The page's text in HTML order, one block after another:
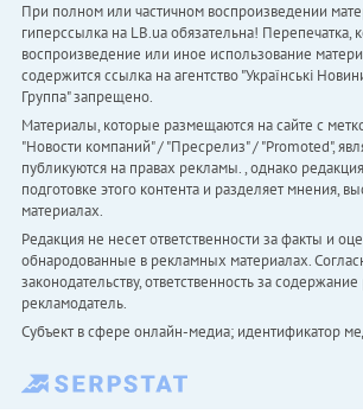
При полном или частичном воспроизведении
гиперссылка на LB.ua обязательна! Перепечатка,
воспроизведение или иное использование
содержится ссылка на агентство "Українськi
Группа" запрещено.
Материалы, которые размещаются на сайте с
"Новости компаний" / "Пресрелиз" / "Promoted",
публикуются на правах рекламы. , однако редакция
подготовке этого контента и разделяет мнения,
материалах.
Редакция не несет ответственности за факты и
обнародованные в рекламных материалах.
законодательству, ответственность за
рекламодатель.
Субъект в сфере онлайн-медиа; идентификатор